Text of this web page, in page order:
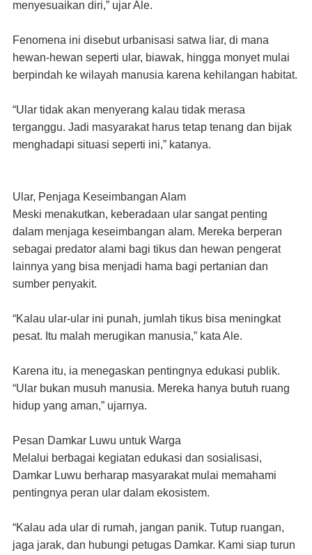
menyesuaikan diri,” ujar Ale.
Fenomena ini disebut urbanisasi satwa liar, di mana
hewan-hewan seperti ular, biawak, hingga monyet mulai
berpindah ke wilayah manusia karena kehilangan habitat.
“Ular tidak akan menyerang kalau tidak merasa
terganggu. Jadi masyarakat harus tetap tenang dan bijak
menghadapi situasi seperti ini,” katanya.
Ular, Penjaga Keseimbangan Alam
Meski menakutkan, keberadaan ular sangat penting
dalam menjaga keseimbangan alam. Mereka berperan
sebagai predator alami bagi tikus dan hewan pengerat
lainnya yang bisa menjadi hama bagi pertanian dan
sumber penyakit.
“Kalau ular-ular ini punah, jumlah tikus bisa meningkat
pesat. Itu malah merugikan manusia,” kata Ale.
Karena itu, ia menegaskan pentingnya edukasi publik.
“Ular bukan musuh manusia. Mereka hanya butuh ruang
hidup yang aman,” ujarnya.
Pesan Damkar Luwu untuk Warga
Melalui berbagai kegiatan edukasi dan sosialisasi,
Damkar Luwu berharap masyarakat mulai memahami
pentingnya peran ular dalam ekosistem.
“Kalau ada ular di rumah, jangan panik. Tutup ruangan,
jaga jarak, dan hubungi petugas Damkar. Kami siap turun